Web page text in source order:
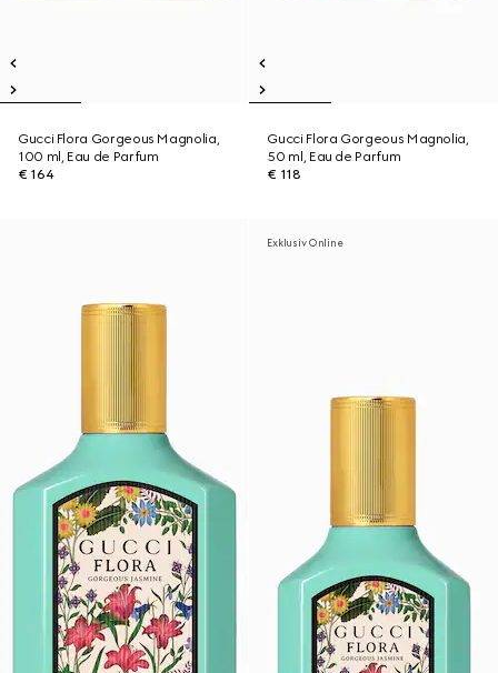
Gucci Flora Gorgeous Magnolia,
100 ml, Eau de Parfum
€ 164
Gucci Flora Gorgeous Magnolia,
50 ml, Eau de Parfum
€ 118
Exklusiv Online